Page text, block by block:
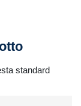
standard